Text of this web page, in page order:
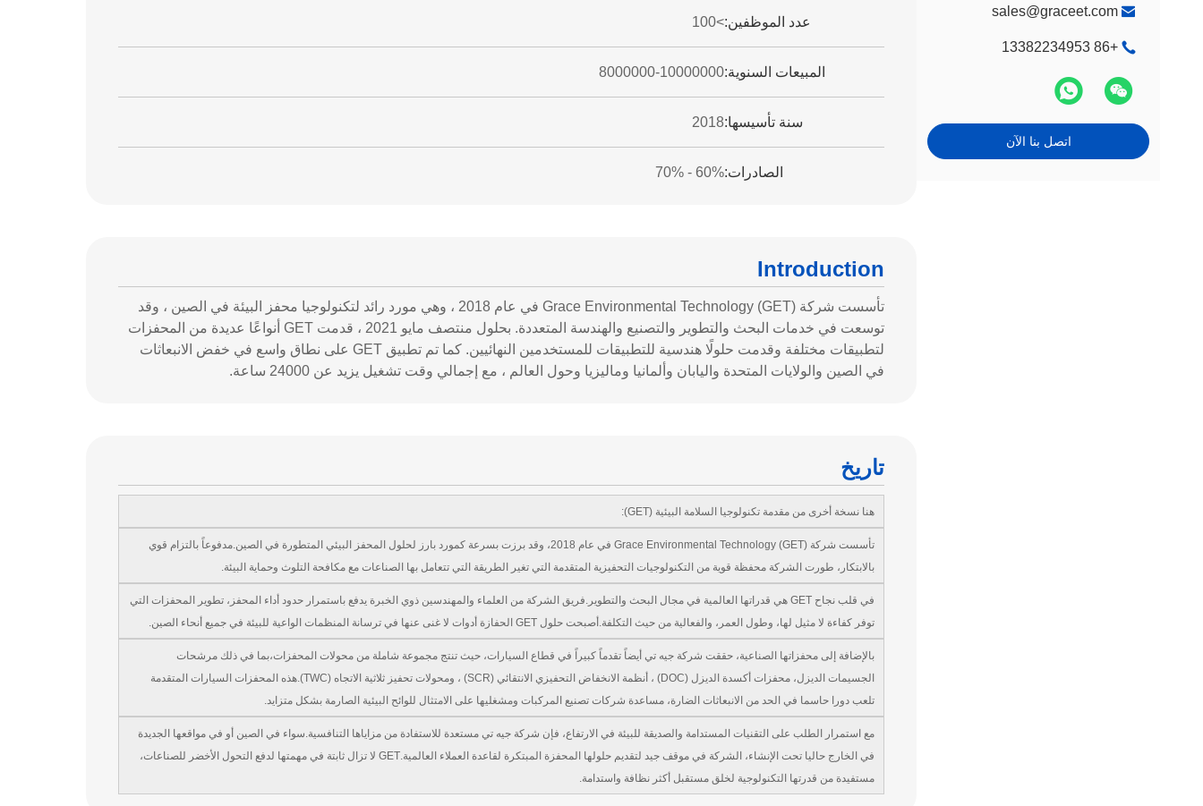
sales@graceet.com
+86 13382234953
اتصل بنا الآن
عدد الموظفين:>100
المبيعات السنوية:8000000-10000000
سنة تأسيسها:2018
الصادرات:60% - 70%
Introduction
تأسست شركة Grace Environmental Technology (GET) في عام 2018 ، وهي مورد رائد لتكنولوجيا محفز البيئة في الصين ، وقد
توسعت في خدمات البحث والتطوير والتصنيع والهندسة المتعددة. بحلول منتصف مايو 2021 ، قدمت GET أنواعًا عديدة من المحفزات
لتطبيقات مختلفة وقدمت حلولًا هندسية للتطبيقات للمستخدمين النهائيين. كما تم تطبيق GET على نطاق واسع في خفض الانبعاثات
في الصين والولايات المتحدة واليابان وألمانيا وماليزيا وحول العالم ، مع إجمالي وقت تشغيل يزيد عن 24000 ساعة.
تاريخ
هنا نسخة أخرى من مقدمة تكنولوجيا السلامة البيئية (GET):
تأسست شركة Grace Environmental Technology (GET) في عام 2018، وقد برزت بسرعة كمورد بارز لحلول المحفز البيئي المتطورة في الصين.مدفوعاً بالتزام قوي
بالابتكار، طورت الشركة محفظة قوية من التكنولوجيات التحفيزية المتقدمة التي تغير الطريقة التي تتعامل بها الصناعات مع مكافحة التلوث وحماية البيئة.
في قلب نجاح GET هي قدراتها العالمية في مجال البحث والتطوير.فريق الشركة من العلماء والمهندسين ذوي الخبرة يدفع باستمرار حدود أداء المحفز، تطوير المحفزات التي
توفر كفاءة لا مثيل لها، وطول العمر، والفعالية من حيث التكلفة.أصبحت حلول GET الحفازة أدوات لا غنى عنها في ترسانة المنظمات الواعية للبيئة في جميع أنحاء الصين.
بالإضافة إلى محفزاتها الصناعية، حققت شركة جيه تي أيضاً تقدماً كبيراً في قطاع السيارات، حيث تنتج مجموعة شاملة من محولات المحفزات،بما في ذلك مرشحات
الجسيمات الديزل، محفزات أكسدة الديزل (DOC) ، أنظمة الانخفاض التحفيزي الانتقائي (SCR) ، ومحولات تحفيز ثلاثية الاتجاه (TWC).هذه المحفزات السيارات المتقدمة
تلعب دورا حاسما في الحد من الانبعاثات الضارة، مساعدة شركات تصنيع المركبات ومشغليها على الامتثال للوائح البيئية الصارمة بشكل متزايد.
مع استمرار الطلب على التقنيات المستدامة والصديقة للبيئة في الارتفاع، فإن شركة جيه تي مستعدة للاستفادة من مزاياها التنافسية.سواء في الصين أو في مواقعها الجديدة
في الخارج حاليا تحت الإنشاء، الشركة في موقف جيد لتقديم حلولها المحفزة المبتكرة لقاعدة العملاء العالمية.GET لا تزال ثابتة في مهمتها لدفع التحول الأخضر للصناعات،
مستفيدة من قدرتها التكنولوجية لخلق مستقبل أكثر نظافة واستدامة.